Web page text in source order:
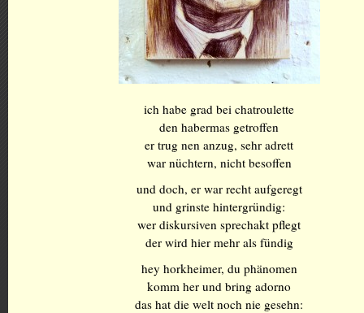
ich habe grad bei chatroulette
den habermas getroffen
er trug nen anzug, sehr adrett
war nüchtern, nicht besoffen
und doch, er war recht aufgeregt
und grinste hintergründig:
wer diskursiven sprechakt pflegt
der wird hier mehr als fündig
hey horkheimer, du phänomen
komm her und bring adorno
das hat die welt noch nie gesehn: